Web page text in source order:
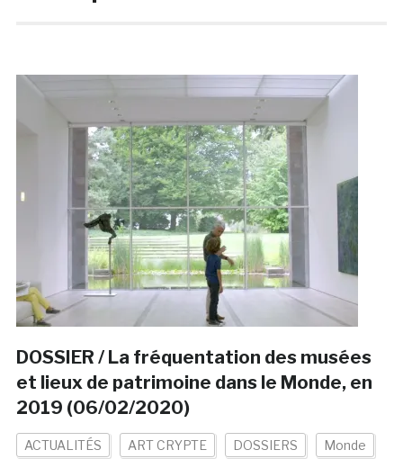
DOSSIER / La fréquentation des musées
et lieux de patrimoine dans le Monde, en
2019 (06/02/2020)
ACTUALITÉS ART CRYPTE DOSSIERS Monde